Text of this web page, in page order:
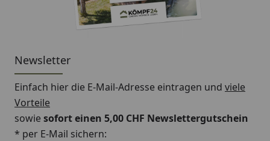
Mutter fixieren und anschließend mit einem ganz
normalen Kreuzschlitz-Schraubendreher die Armatur
Alle Fette, Schmierfette und verwendeten Materialien
sind lebensmitteltauglich. Sämtliche Komponenten
entsprechen der ISO EN DIN 200-Norm für
Armaturen im Trinkwassergebrauch.
TECHNISCHE BESONDERHEITEN
Newsletter
Einfach hier die E-Mail-Adresse eintragen und viele
Vorteile
sowiesofort einen 5,00 CHF Newslettergutschein
* per E-Mail sichern: